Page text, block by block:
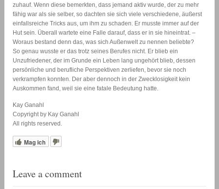
zuhauf. Wenn diese bemerkten, dass jemand aktiv wurde, der zu mehr
fähig war als sie selber, so dachten sie sich viele verschiedene, äußerst
einfallsreiche Tricks aus, um ihm zu schaden. Er musste immer auf der
Hut sein. Überall wartete eine Falle darauf, dass er in sie hineintrat. –
Woraus bestand denn das, was sich Außenwelt zu nennen beliebte?
So genau wusste er das trotz seines Berufes nicht. Er blieb ein
Unzufriedener, der im Grunde ein Leben lang ungehört blieb, dessen
persönliche und berufliche Perspektiven zerliefen, bevor sie noch
verkrampfen konnten. Der aber dennoch in der Zwecklosigkeit kein
Auskommen fand, weil sie eine fatale Bedeutung hatte.
Kay Ganahl
Copyright by Kay Ganahl
All rights reserved.
Mag ich
Leave a comment